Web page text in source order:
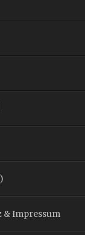
& Impressum